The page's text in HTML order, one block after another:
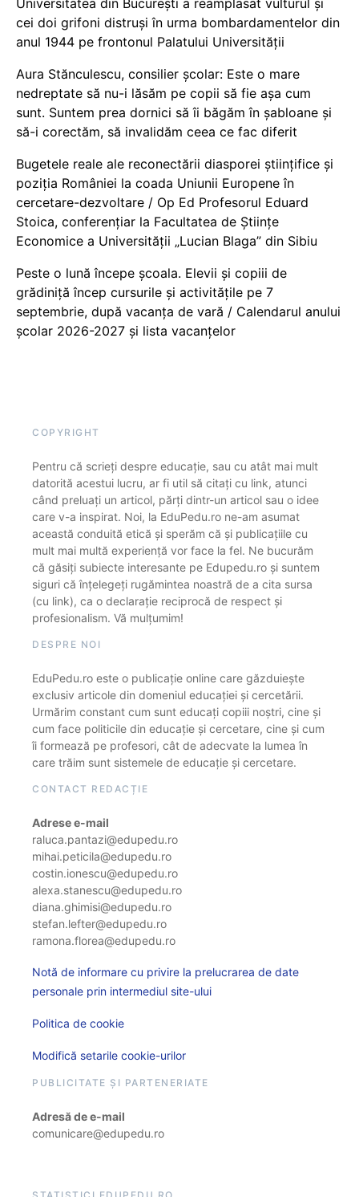
Universitatea din București a reamplasat vulturul și
cei doi grifoni distruși în urma bombardamentelor din
anul 1944 pe frontonul Palatului Universității
Aura Stănculescu, consilier școlar: Este o mare
nedreptate să nu-i lăsăm pe copii să fie așa cum
sunt. Suntem prea dornici să îi băgăm în șabloane și
să-i corectăm, să invalidăm ceea ce fac diferit
Bugetele reale ale reconectării diasporei științifice și
poziția României la coada Uniunii Europene în
cercetare-dezvoltare / Op Ed Profesorul Eduard
Stoica, conferențiar la Facultatea de Științe
Economice a Universității „Lucian Blaga” din Sibiu
Peste o lună începe școala. Elevii și copiii de
grădiniță încep cursurile și activitățile pe 7
septembrie, după vacanța de vară / Calendarul anului
școlar 2026-2027 și lista vacanțelor
COPYRIGHT
Pentru că scrieți despre educație, sau cu atât mai mult
datorită acestui lucru, ar fi util să citați cu link, atunci
când preluați un articol, părți dintr-un articol sau o idee
care v-a inspirat. Noi, la EduPedu.ro ne-am asumat
această conduită etică și sperăm că și publicațiile cu
mult mai multă experiență vor face la fel. Ne bucurăm
că găsiți subiecte interesante pe Edupedu.ro și suntem
siguri că înțelegeți rugămintea noastră de a cita sursa
(cu link), ca o declarație reciprocă de respect și
profesionalism. Vă mulțumim!
DESPRE NOI
EduPedu.ro este o publicație online care găzduiește
exclusiv articole din domeniul educației și cercetării.
Urmărim constant cum sunt educați copiii noștri, cine și
cum face politicile din educație și cercetare, cine și cum
îi formează pe profesori, cât de adecvate la lumea în
care trăim sunt sistemele de educație și cercetare.
CONTACT REDACȚIE
Adrese e-mail
raluca.pantazi@edupedu.ro
mihai.peticila@edupedu.ro
costin.ionescu@edupedu.ro
alexa.stanescu@edupedu.ro
diana.ghimisi@edupedu.ro
stefan.lefter@edupedu.ro
ramona.florea@edupedu.ro
Notă de informare cu privire la prelucrarea de date
personale prin intermediul site-ului
Politica de cookie
Modifică setarile cookie-urilor
PUBLICITATE ȘI PARTENERIATE
Adresă de e-mail
comunicare@edupedu.ro